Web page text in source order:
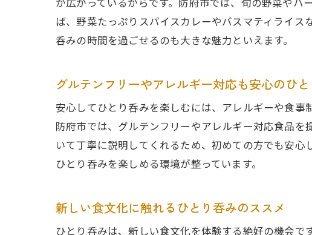
カフェ
が広がっているからです。防府市では、旬の野菜や
ば、野菜たっぷりスパイスカレーやバスマティライ
呑みの時間を過ごせるのも大きな魅力といえます。
グルテンフリーやアレルギー対応も安心のひ
安心してひとり呑みを楽しむには、アレルギーや食事
防府市では、グルテンフリーやアレルギー対応食品
いて丁寧に説明してくれるため、初めての方でも安
ひとり呑みを楽しめる環境が整っています。
新しい食文化に触れるひとり呑みのススメ